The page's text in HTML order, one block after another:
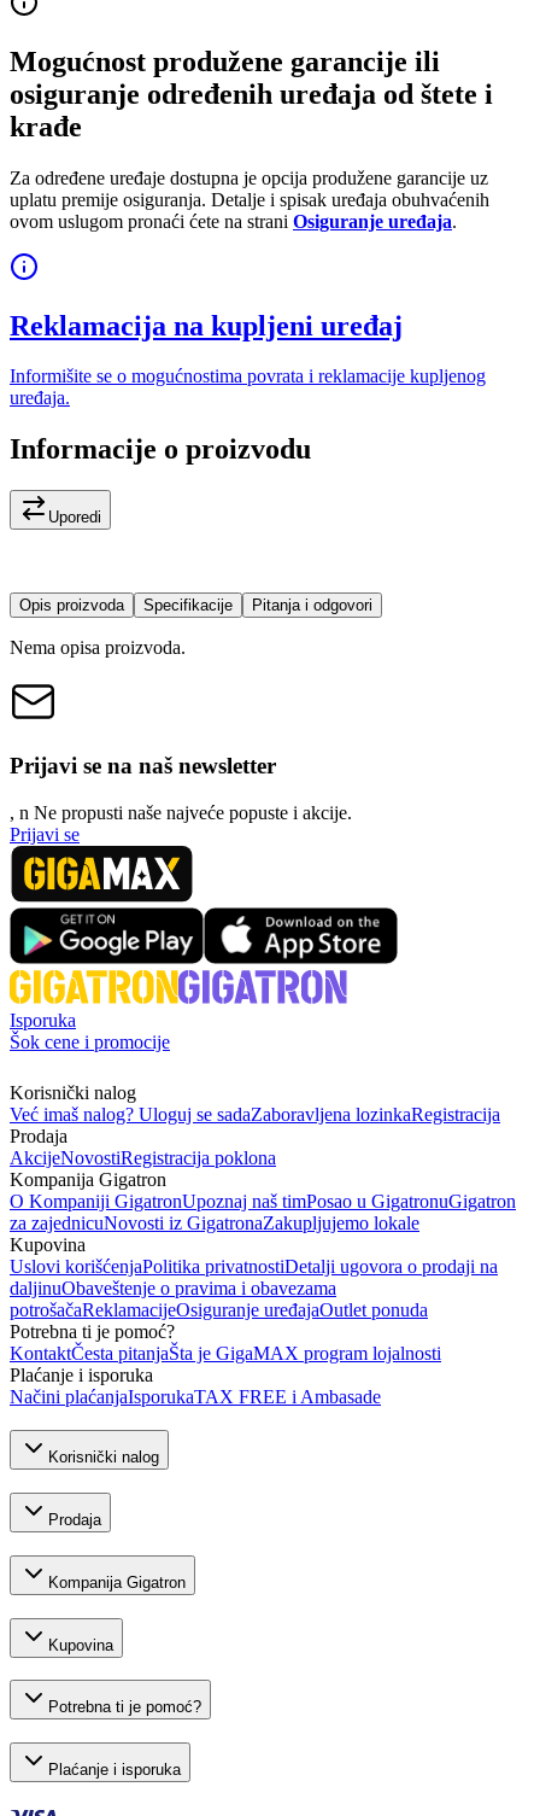
Mogućnost produžene garancije ili
osiguranje određenih uređaja od štete i
krađe
Za određene uređaje dostupna je opcija produžene garancije uz
uplatu premije osiguranja. Detalje i spisak uređaja obuhvaćenih
ovom uslugom pronaći ćete na strani Osiguranje uređaja.
Reklamacija na kupljeni uređaj
Informišite se o mogućnostima povrata i reklamacije kupljenog
uređaja.
Informacije o proizvodu
Uporedi
Opis proizvoda Specifikacije Pitanja i odgovori
Nema opisa proizvoda.
Prijavi se na naš newsletter
, n Ne propusti naše najveće popuste i akcije.
Prijavi se
Isporuka
Šok cene i promocije
Korisnički nalog
Već imaš nalog? Uloguj se sadaZaboravljena lozinkaRegistracija
Prodaja
AkcijeNovostiRegistracija poklona
Kompanija Gigatron
O Kompaniji GigatronUpoznaj naš timPosao u GigatronuGigatron
za zajednicuNovosti iz GigatronaZakupljujemo lokale
Kupovina
Uslovi korišćenjaPolitika privatnostiDetalji ugovora o prodaji na
daljinuObaveštenje o pravima i obavezama
potrošačaReklamacijeOsiguranje uređajaOutlet ponuda
Potrebna ti je pomoć?
KontaktČesta pitanjaŠta je GigaMAX program lojalnosti
Plaćanje i isporuka
Načini plaćanjaIsporukaTAX FREE i Ambasade
Korisnički nalog
Prodaja
Kompanija Gigatron
Kupovina
Potrebna ti je pomoć?
Plaćanje i isporuka